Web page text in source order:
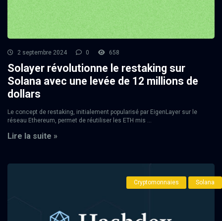
2 septembre 2024 0 658
Solayer révolutionne le restaking sur
Solana avec une levée de 12 millions de
dollars
Le concept de restaking, initialement popularisé par EigenLayer sur le
réseau Ethereum, permet de réutiliser les ETH mis ...
Lire la suite »
Cryptomonnaies Solana